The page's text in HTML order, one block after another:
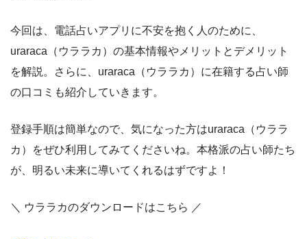
今回は、電話占いアプリに不安を抱く人のために、
uraraca（ウララカ）の基本情報やメリットとデメリット
を解説。さらに、uraraca（ウララカ）に在籍する占い師
の口コミも紹介していきます。
登録手順は簡単なので、気になった方はuraraca（ウララ
カ）をぜひ利用してみてくださいね。本格派の占い師たち
が、明るい未来に導いてくれるはずですよ！
＼ ウララカのダウンロードはこちら ／